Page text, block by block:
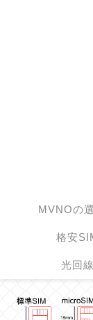
MVNOの
格安
光回線